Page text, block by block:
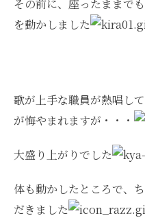
その前に、座ったままで
を動かしました
歌が上手な職員が熱唱し
が悔やまれますが・・・
大盛り上がりでした
体も動かしたところで、
だきました